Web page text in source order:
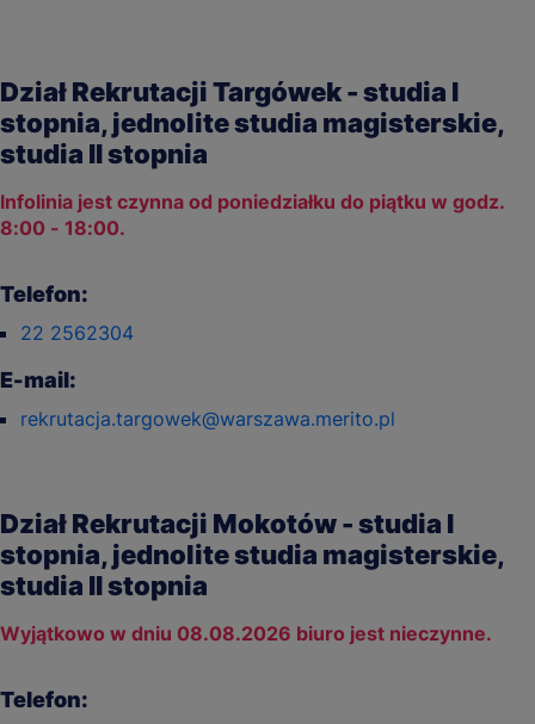
Dział Rekrutacji Targówek - studia I
stopnia, jednolite studia magisterskie,
studia II stopnia
Infolinia jest czynna od poniedziałku do piątku w godz.
8:00 - 18:00.
Telefon:
22 2562304
E-mail:
rekrutacja.targowek@warszawa.merito.pl
Dział Rekrutacji Mokotów - studia I
stopnia, jednolite studia magisterskie,
studia II stopnia
Wyjątkowo w dniu 08.08.2026 biuro jest nieczynne.
Telefon: